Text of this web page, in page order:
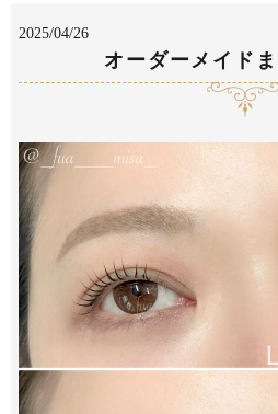
2025/04/26
オーダーメイド